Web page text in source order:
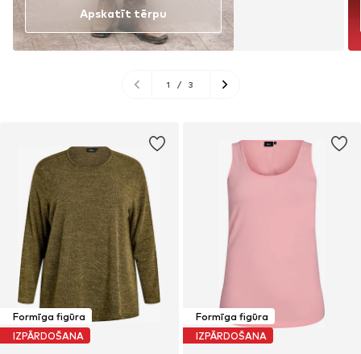
Apskatīt tērpu
1 / 3
Formīga figūra
IZPĀRDOŠANA
Formīga figūra
IZPĀRDOŠANA